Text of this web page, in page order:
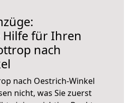
Hilfe für Ihren
nach
nach Oestrich-Winkel
nicht, was Sie zuerst